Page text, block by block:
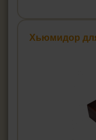
Хьюмидор